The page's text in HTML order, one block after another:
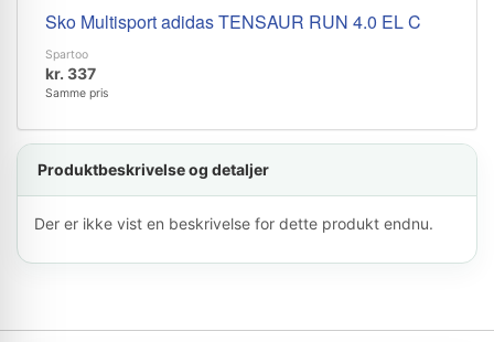
Sko Multisport adidas TENSAUR RUN 4.0 EL C
Spartoo
kr. 337
Samme pris
Produktbeskrivelse og detaljer
Der er ikke vist en beskrivelse for dette produkt endnu.